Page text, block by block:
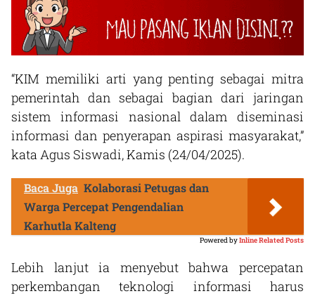
“KIM memiliki arti yang penting sebagai mitra
pemerintah dan sebagai bagian dari jaringan
sistem informasi nasional dalam diseminasi
informasi dan penyerapan aspirasi masyarakat,”
kata Agus Siswadi, Kamis (24/04/2025).
Baca Juga Kolaborasi Petugas dan
Warga Percepat Pengendalian
Karhutla Kalteng
Powered byInline Related Posts
Lebih lanjut ia menyebut bahwa percepatan
perkembangan teknologi informasi harus